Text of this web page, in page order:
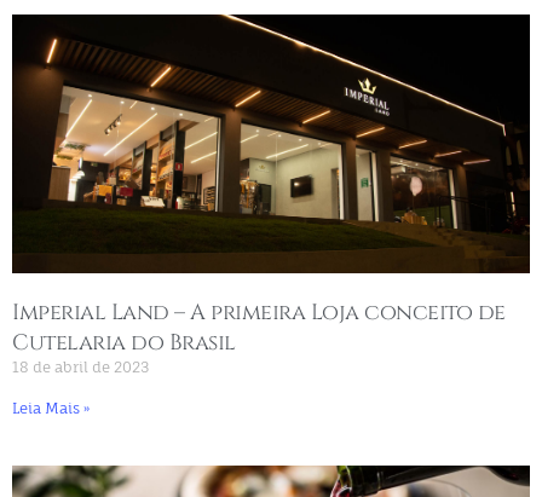
Imperial Land – A primeira Loja conceito de
Cutelaria do Brasil
18 de abril de 2023
Leia Mais »